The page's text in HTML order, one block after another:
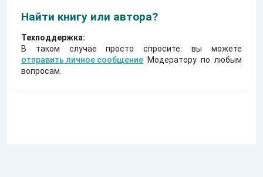
Найти книгу или автора?
Техподдержка:
В таком случае просто спросите: вы можете
отправить личное сообщение Модератору по любым
вопросам.